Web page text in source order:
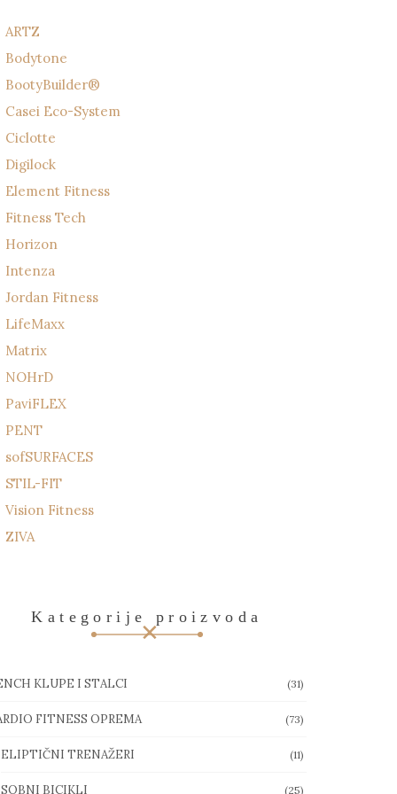
ARTZ
Bodytone
BootyBuilder®
Casei Eco-System
Ciclotte
Digilock
Element Fitness
Fitness Tech
Horizon
Intenza
Jordan Fitness
LifeMaxx
Matrix
NOHrD
PaviFLEX
PENT
sofSURFACES
STIL-FIT
Vision Fitness
ZIVA
Kategorije proizvoda
KLUPE I STALCI (31)
FITNESS OPREMA (73)
ELIPTIČNI TRENAŽERI (11)
SOBNI BICIKLI (25)